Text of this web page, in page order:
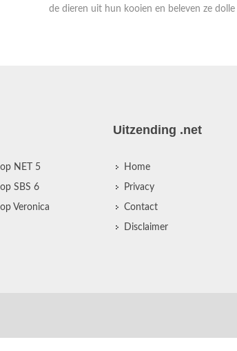
de dieren uit hun kooien en beleven ze
NET 5
SBS 6
Veronica
Uitzending .net
Home
Privacy
Contact
Disclaimer